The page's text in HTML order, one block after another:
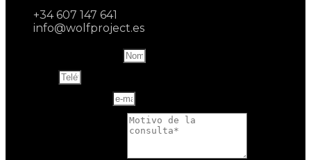
+34 607 147 641
info@wolfproject.es